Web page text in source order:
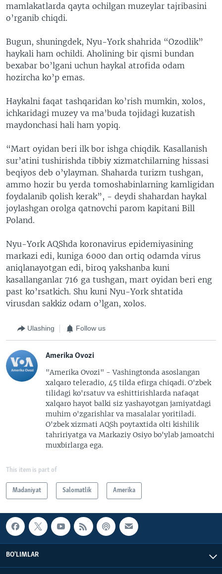
mamlakatlarda qayta ochilgan muzeylar tajribasini
o’rganib chiqdi.
Bugun, shuningdek, Nyu-York shahrida “Ozodlik”
haykali ham ochildi. Aholining bir qismi bundan
bexabar bo’lgani uchun haykal atrofida odam
hozircha ko’p emas.
Haykalni faqat tashqaridan ko’rish mumkin, xolos,
ichkaridagi muzey va ma’buda tojidagi kuzatish
maydonchasi hali ham yopiq.
“Mart oyidan beri ilk bor ishga chiqdik. Kasallanish
sur’atini tushirishda tibbiy xizmatchilarning hissasi
beqiyos deb o’ylayman. Shaharda turizm tushgan,
ammo hozir bu yerda tomoshabinlarning kamligidan
foydalanib qolish kerak”, - deydi shahardan haykal
joylashgan orolga qatnovchi parom kapitani Bill
Poland.
Nyu-York AQShda koronavirus epidemiyasining
markazi edi, kuniga 6000 dan ortiq odamda virus
aniqlanayotgan edi, biroq yakshanba kuni
kasallanganlar 716 ga tushgan, mart oyidan beri eng
past ko’rsatkich. Shu kuni Nyu-York shtatida
virusdan sakkiz odam o’lgan, xolos.
Ulashing Follow us
Amerika Ovozi
"Amerika Ovozi" - Vashingtonda asoslangan
xalqaro teleradio, 45 tilda efirga chiqadi. O'zbek
tilidagi ko'rsatuv va eshittirishlarda nafaqat
xalqaro hayot balki siz yashayotgan jamiyatdagi
muhim o'zgarishlar va masalalar yoritiladi.
O'zbek xizmati AQSh poytaxtida olti kishilik
tahririyatga va Markaziy Osiyo bo'ylab jamoatchi
muxbirlarga ega.
This item is part of
Madaniyat Salomatlik Amerika
BO'LIMLAR